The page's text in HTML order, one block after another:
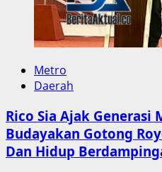
Metro
Daerah
Rico Sia Ajak Generasi
Budayakan Gotong
Dan Hidup